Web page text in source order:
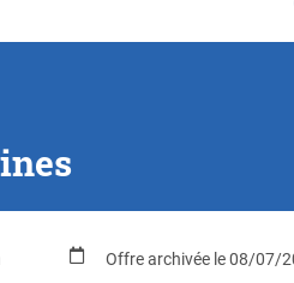
Offre archivée le 08/07/